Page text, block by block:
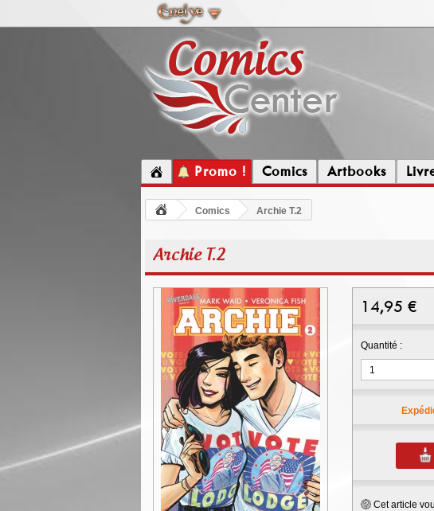
Promo ! Comics Artbooks
Comics Archie T.2
Archie T.2
14,95 €
Quantité :
Cet article